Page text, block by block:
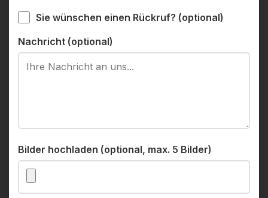
Sie wünschen einen Rückruf? (optional)
Nachricht (optional)
Bilder hochladen (optional, max. 5 Bilder)